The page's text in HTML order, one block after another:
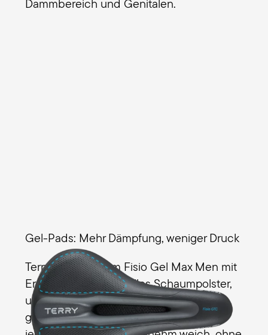
Dammbereich und Genitalen.
Gel-Pads: Mehr Dämpfung, weniger Druck
Terry verwendet im Fisio Gel Max Men mit
Ergo Foam ein spezielles Schaumpolster,
um den Druck auf die Sitzknochen
gleichmäßig zu verteilen. So sitzt du in